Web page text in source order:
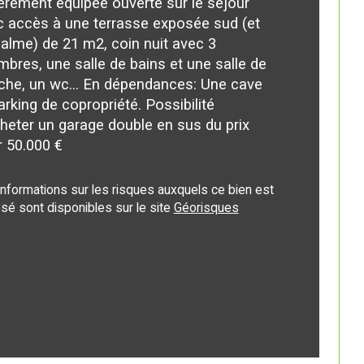
Valeurs
de pièces
de niveaux
accès à une terrasse exposée sud (et
de 21 m2, coin nuit avec 3
une salle de bains et une salle de
un wc... En dépendances: Une cave
de copropriété. Possibilité
un garage double en sus du prix
50.000 €
sur les risques auxquels ce bien est
sont disponibles sur le site Géorisques